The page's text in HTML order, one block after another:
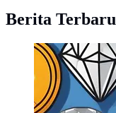
Berita Terbaru